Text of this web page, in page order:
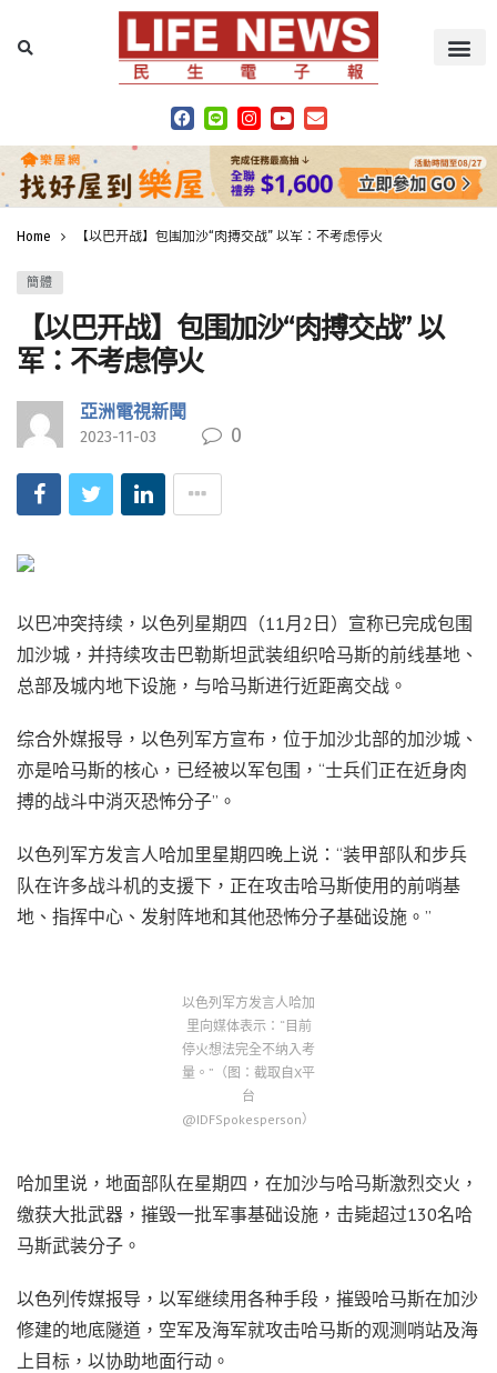
Home 【以巴开战】包围加沙“肉搏交战” 以军：不考虑停火
簡體
【以巴开战】包围加沙“肉搏交战” 以
军：不考虑停火
亞洲電視新聞
2023-11-03 0
以巴冲突持续，以色列星期四（11月2日）宣称已完成包围
加沙城，并持续攻击巴勒斯坦武装组织哈马斯的前线基地、
总部及城内地下设施，与哈马斯进行近距离交战。
综合外媒报导，以色列军方宣布，位于加沙北部的加沙城、
亦是哈马斯的核心，已经被以军包围，“士兵们正在近身肉
搏的战斗中消灭恐怖分子”。
以色列军方发言人哈加里星期四晚上说：“装甲部队和步兵
队在许多战斗机的支援下，正在攻击哈马斯使用的前哨基
地、指挥中心、发射阵地和其他恐怖分子基础设施。”
以色列军方发言人哈加
里向媒体表示：“目前
停火想法完全不纳入考
量。”（图：截取自X平
台
@IDFSpokesperson）
哈加里说，地面部队在星期四，在加沙与哈马斯激烈交火，
缴获大批武器，摧毁一批军事基础设施，击毙超过130名哈
马斯武装分子。
以色列传媒报导，以军继续用各种手段，摧毁哈马斯在加沙
修建的地底隧道，空军及海军就攻击哈马斯的观测哨站及海
上目标，以协助地面行动。